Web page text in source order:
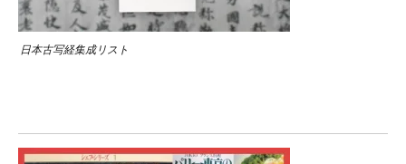
日本古写経集成リスト